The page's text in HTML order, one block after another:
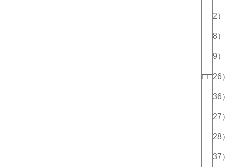
2
8
9
□□26
36
27
28
37